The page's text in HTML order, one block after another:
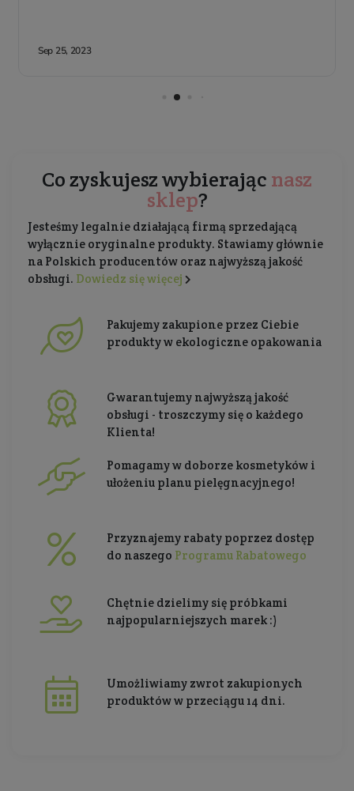
Co zyskujesz wybierając nasz
sklep?
Jesteśmy legalnie działającą firmą sprzedającą
wyłącznie oryginalne produkty. Stawiamy głównie
na Polskich producentów oraz najwyższą jakość
obsługi. Dowiedz się więcej
Pakujemy zakupione przez Ciebie
produkty w ekologiczne opakowania
Gwarantujemy najwyższą jakość
obsługi - troszczymy się o każdego
Klienta!
Pomagamy w doborze kosmetyków i
ułożeniu planu pielęgnacyjnego!
Przyznajemy rabaty poprzez dostęp
do naszego Programu Rabatowego
Chętnie dzielimy się próbkami
najpopularniejszych marek :)
Umożliwiamy zwrot zakupionych
produktów w przeciągu 14 dni.